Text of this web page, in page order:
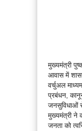
मुख्यमंत्री
आवास में
वर्चुअल
प्रबंधन, कानून
जनसुविधाओं से
मुख्यमंत्री ने
जनता को